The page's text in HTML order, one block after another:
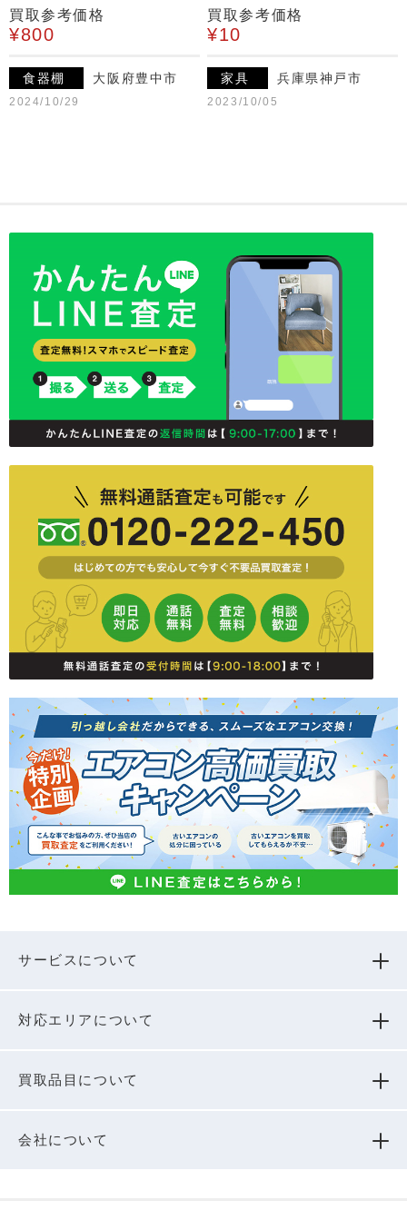
買取参考価格
¥800
食器棚 大阪府豊中市
2024/10/29
買取参考価格
¥10
家具 兵庫県神戸市
2023/10/05
サービスについて
対応エリアについて
買取品⽬について
会社について